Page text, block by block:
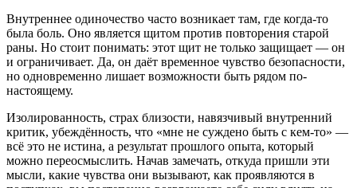
Внутреннее одиночество часто возникает там, где когда-то
была боль. Оно является щитом против повторения старой
раны. Но стоит понимать: этот щит не только защищает — он
и ограничивает. Да, он даёт временное чувство безопасности,
но одновременно лишает возможности быть рядом по-
настоящему.
Изолированность, страх близости, навязчивый внутренний
критик, убеждённость, что «мне не суждено быть с кем-то» —
всё это не истина, а результат прошлого опыта, который
можно переосмыслить. Начав замечать, откуда пришли эти
мысли, какие чувства они вызывают, как проявляются в